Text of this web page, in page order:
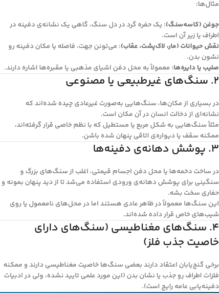
مثال‌ها:
جوغن (کاسه‌سنگ): یک حفره گرد در دل سنگ، گاهی یک نشانه‌ی دفینه در
اطراف یا زیر آن است.
نقش حیوانات (مار، لاک‌پشت، عقاب): می‌تونن جهت، فاصله یا مکان دفینه رو
نشون بدن.
صلیب یا دایره‌ها: معمولاً به محل دفن اشیای مذهبی یا مقبره‌ها اشاره دارند.
۲. سنگ‌های غیرطبیعی یا مصنوعی
در بسیاری از مکان‌ها، سنگ‌هایی به‌صورت غیرعادی چیده شده‌اند که
نشانه‌ای از دخالت انسان در آن مکان است.
مثلاً سنگ‌هایی به شکل مربع یا مستطیل که با نظم خاصی قرار گرفته‌اند،
ممکنه سقف یا دیواره‌ی اتاقی پنهان شده باشن.
۳. پوشش دهانه‌ی دفینه‌ها
در ساخت دخمه‌ها یا محل دفن اجسام قیمتی، اغلب از سنگ‌های بزرگ و
سنگینی برای پوشش دهانه‌ی ورودی استفاده می‌شد تا از دید پنهان بمونه و
حفاری سخت بشه.
این سنگ‌ها معمولاً در ظاهر عادی هستند اما در محل‌های نامعمول یا روی
شیب‌های خاص قرار داده شده‌اند.
۴. سنگ‌های مغناطیسی (سنگ‌های دارای
خاصیت جذب فلز)
برخی گنج‌یابان اعتقاد دارند بعضی سنگ‌ها خاصیت مغناطیسی دارند و ممکنه
فلزات اطراف رو جذب یا نشان بدن (این مورد علمی تایید نشده، ولی در ادبیات
دفینه‌یابی عامه رایج است).